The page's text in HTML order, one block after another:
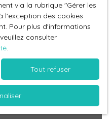
Vendu
via la rubrique ″Gérer les
l'exception des cookies
Pour plus d'informations
consulter
.
Tout refuser